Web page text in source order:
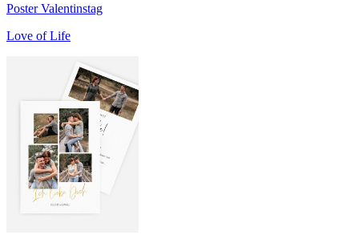
Poster Valentinstag
Love of Life